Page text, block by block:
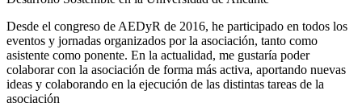
Desde el congreso de AEDyR de 2016, he participado en todos los
eventos y jornadas organizados por la asociación, tanto como
asistente como ponente. En la actualidad, me gustaría poder
colaborar con la asociación de forma más activa, aportando nuevas
ideas y colaborando en la ejecución de las distintas tareas de la
asociación